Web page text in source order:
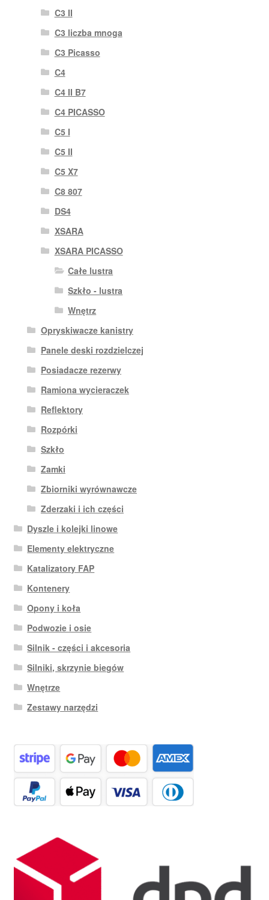
C3 II
C3 liczba mnoga
C3 Picasso
C4
C4 II B7
C4 PICASSO
C5 I
C5 II
C5 X7
C8 807
DS4
XSARA
XSARA PICASSO
Całe lustra
Szkło - lustra
Wnętrz
Opryskiwacze kanistry
Panele deski rozdzielczej
Posiadacze rezerwy
Ramiona wycieraczek
Reflektory
Rozpórki
Szkło
Zamki
Zbiorniki wyrównawcze
Zderzaki i ich części
Dyszle i kolejki linowe
Elementy elektryczne
Katalizatory FAP
Kontenery
Opony i koła
Podwozie i osie
Silnik - części i akcesoria
Silniki, skrzynie biegów
Wnętrze
Zestawy narzędzi